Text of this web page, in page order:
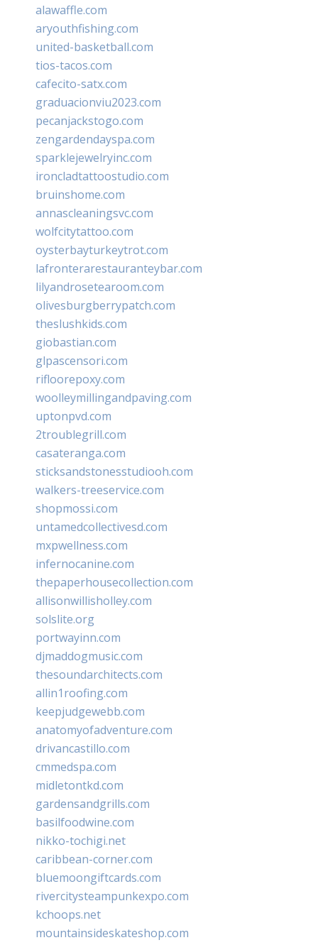
alawaffle.com
aryouthfishing.com
united-basketball.com
tios-tacos.com
cafecito-satx.com
graduacionviu2023.com
pecanjackstogo.com
zengardendayspa.com
sparklejewelryinc.com
ironcladtattoostudio.com
bruinshome.com
annascleaningsvc.com
wolfcitytattoo.com
oysterbayturkeytrot.com
lafronterarestauranteybar.com
lilyandrosetearoom.com
olivesburgberrypatch.com
theslushkids.com
giobastian.com
glpascensori.com
rifloorepoxy.com
woolleymillingandpaving.com
uptonpvd.com
2troublegrill.com
casateranga.com
sticksandstonesstudiooh.com
walkers-treeservice.com
shopmossi.com
untamedcollectivesd.com
mxpwellness.com
infernocanine.com
thepaperhousecollection.com
allisonwillisholley.com
solslite.org
portwayinn.com
djmaddogmusic.com
thesoundarchitects.com
allin1roofing.com
keepjudgewebb.com
anatomyofadventure.com
drivancastillo.com
cmmedspa.com
midletontkd.com
gardensandgrills.com
basilfoodwine.com
nikko-tochigi.net
caribbean-corner.com
bluemoongiftcards.com
rivercitysteampunkexpo.com
kchoops.net
mountainsideskateshop.com